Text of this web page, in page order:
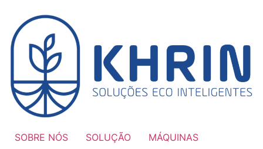
conteúdo
SOBRE NÓS SOLUÇÃO
MÁQUINAS